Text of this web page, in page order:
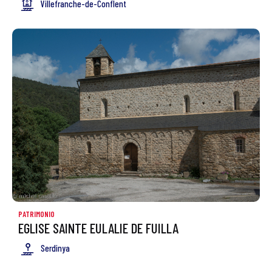
Villefranche-de-Conflent
PATRIMONIO
EGLISE SAINTE EULALIE DE FUILLA
Serdinya